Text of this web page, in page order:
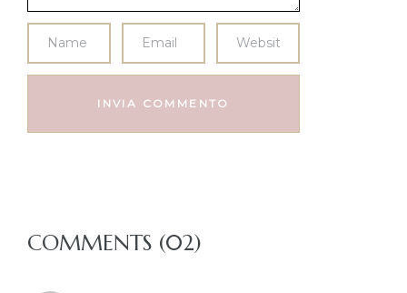
COMMENTS (02)